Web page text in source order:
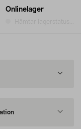
Onlinelager